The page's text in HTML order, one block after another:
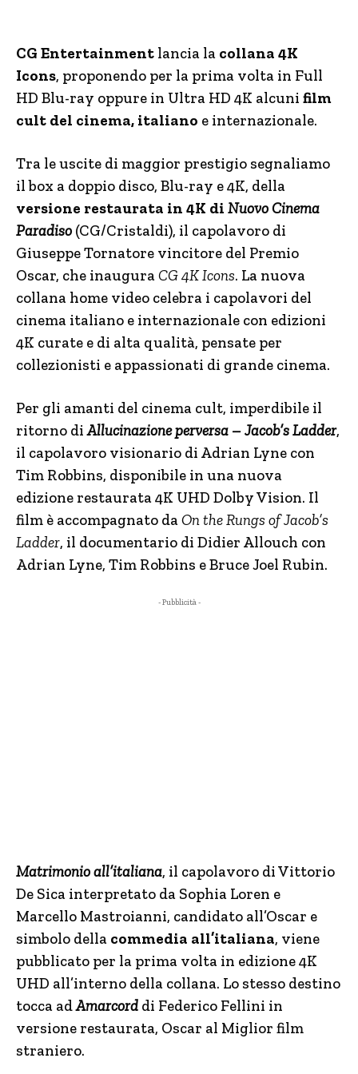
CG Entertainment lancia la collana 4K
Icons, proponendo per la prima volta in Full
HD Blu-ray oppure in Ultra HD 4K alcuni film
cult del cinema, italiano e internazionale.
Tra le uscite di maggior prestigio segnaliamo
il box a doppio disco, Blu-ray e 4K, della
versione restaurata in 4K di Nuovo Cinema
Paradiso (CG/Cristaldi), il capolavoro di
Giuseppe Tornatore vincitore del Premio
Oscar, che inauguraCG 4K Icons. La nuova
collana home video celebra i capolavori del
cinema italiano e internazionale con edizioni
4K curate e di alta qualità, pensate per
collezionisti e appassionati di grande cinema.
Per gli amanti del cinema cult, imperdibile il
ritorno diAllucinazione perversa – Jacob’s Ladder,
il capolavoro visionario di Adrian Lyne con
Tim Robbins, disponibile in una nuova
edizione restaurata 4K UHD Dolby Vision. Il
film è accompagnato daOn the Rungs of Jacob’s
Ladder, il documentario di Didier Allouch con
Adrian Lyne, Tim Robbins e Bruce Joel Rubin.
- Pubblicità -
Matrimonio all’italiana, il capolavoro di Vittorio
De Sica interpretato da Sophia Loren e
Marcello Mastroianni, candidato all’Oscar e
simbolo della commedia all’italiana, viene
pubblicato per la prima volta in edizione 4K
UHD all’interno della collana. Lo stesso destino
tocca adAmarcord di Federico Fellini in
versione restaurata, Oscar al Miglior film
straniero.